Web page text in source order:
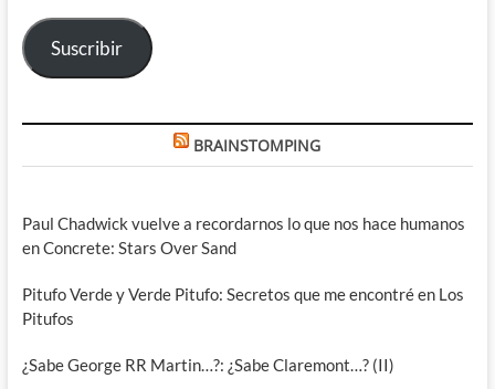
electrónico
Suscribir
BRAINSTOMPING
Paul Chadwick vuelve a recordarnos lo que nos hace humanos
en Concrete: Stars Over Sand
Pitufo Verde y Verde Pitufo: Secretos que me encontré en Los
Pitufos
¿Sabe George RR Martin…?: ¿Sabe Claremont…? (II)